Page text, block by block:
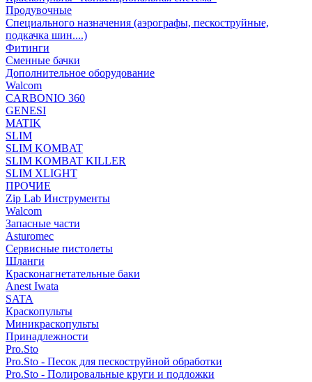
Продувочные
Специального назначения (аэрографы, пескоструйные,
подкачка шин....)
Фитинги
Сменные бачки
Дополнительное оборудование
Walcom
CARBONIO 360
GENESI
MATIK
SLIM
SLIM KOMBAT
SLIM KOMBAT KILLER
SLIM XLIGHT
ПРОЧИЕ
Zip Lab Инструменты
Walсom
Запасные части
Asturomec
Сервисные пистолеты
Шланги
Красконагнетательные баки
Anest Iwata
SATA
Краскопульты
Миникраскопульты
Принадлежности
Pro.Sto
Pro.Sto - Песок для пескоструйной обработки
Pro.Sto - Полировальные круги и подложки